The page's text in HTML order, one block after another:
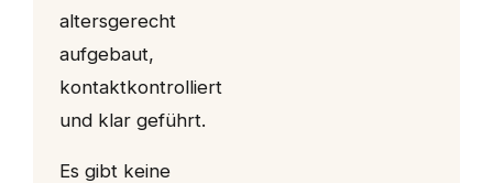
altersgerecht
aufgebaut,
kontaktkontrolliert
und klar geführt.
Es gibt keine